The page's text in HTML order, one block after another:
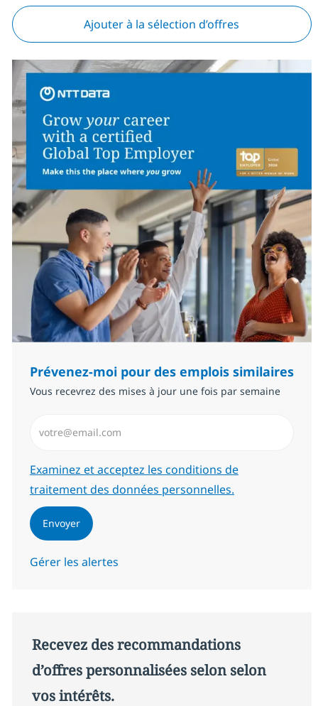
Ajouter à la sélection d’offres
Prévenez-moi pour des emplois similaires
Vous recevrez des mises à jour une fois par semaine
Required
Examinez et acceptez les conditions de
traitement des données personnelles.
Envoyer
Gérer les alertes
Recevez des recommandations
d’offres personnalisées selon selon
vos intérêts.